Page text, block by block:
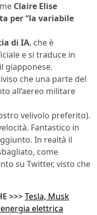
Claire Elise
per “la variabile
di IA, che è
e si traduce in
giapponese.
che una parte del
all’aereo militare
velivolo preferito).
Fantastico in
In realtà il
come
su Twitter, visto che
>>>Tesla, Musk
elettrica